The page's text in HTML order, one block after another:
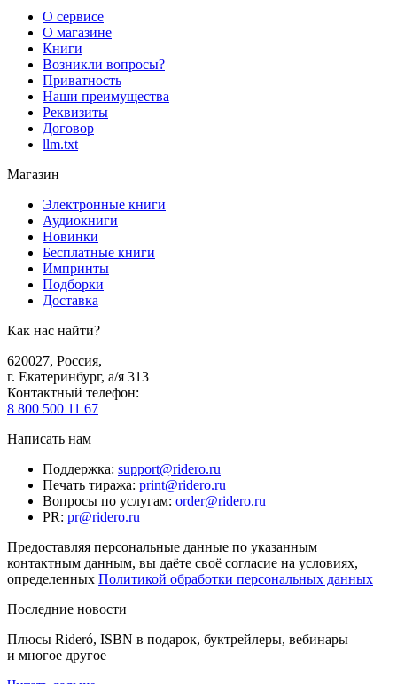
О сервисе
О магазине
Книги
Возникли вопросы?
Приватность
Наши преимущества
Реквизиты
Договор
llm.txt
Магазин
Электронные книги
Аудиокниги
Новинки
Бесплатные книги
Импринты
Подборки
Доставка
Как нас найти?
620027, Россия,
г. Екатеринбург, а/я 313
Контактный телефон:
8 800 500 11 67
Написать нам
Поддержка: support@ridero.ru
Печать тиража: print@ridero.ru
Вопросы по услугам: order@ridero.ru
PR: pr@ridero.ru
Предоставляя персональные данные по указанным
контактным данным, вы даёте своё согласие на условиях,
определенных Политикой обработки персональных данных
Последние новости
Плюсы Rideró, ISBN в подарок, буктрейлеры, вебинары
и многое другое